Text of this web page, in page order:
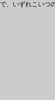
いずれこい